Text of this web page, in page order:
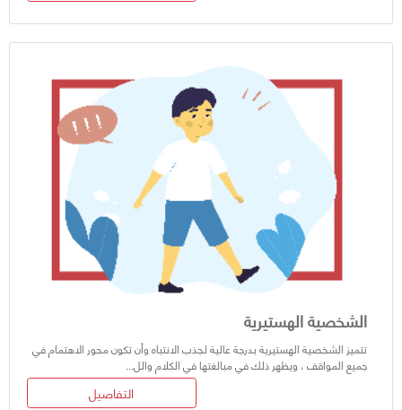
الشخصية الهستيرية
تتميز الشخصية الهستيرية بدرجة عالية لجذب الانتباه وأن تكون محور الاهتمام في
جميع المواقف ، ويظهر ذلك في مبالغتها في الكلام والل...
التفاصيل